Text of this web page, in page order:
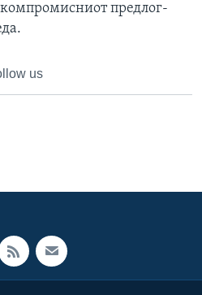
предлог-
us